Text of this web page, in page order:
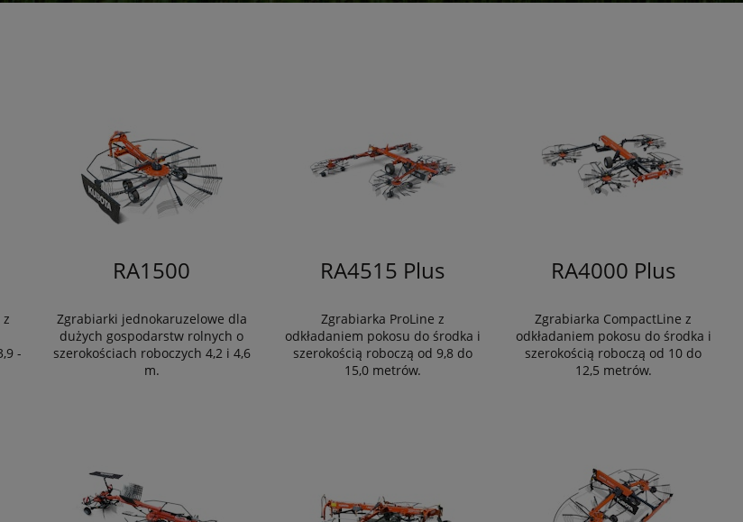
-
RA1500
Zgrabiarki jednokaruzelowe dla
dużych gospodarstw rolnych o
szerokościach roboczych 4,2 i 4,6
m.
RA4515 Plus
Zgrabiarka ProLine z
odkładaniem pokosu do środka i
szerokością roboczą od 9,8 do
15,0 metrów.
RA4000 Plus
Zgrabiarka CompactLine z
odkładaniem pokosu do środka i
szerokością roboczą od 10 do
12,5 metrów.